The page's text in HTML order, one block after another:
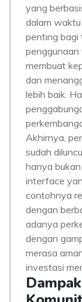
yang
dalam
penting bagi
membuat
dan
lebih baik.
Akhirnya,
sudah
hanya
interface
contohnya
dengan
adanya
dengan
merasa
investasi